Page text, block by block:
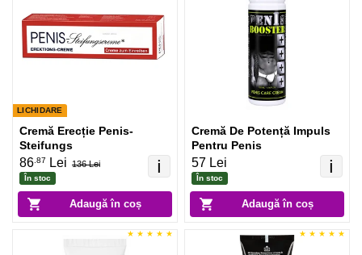
LICHIDARE
Adaugă în coș
ℹ️
Cremă Erecție Penis-
Steifungs
86 .87 Lei 136 Lei
În stoc
Adaugă în coș
ℹ️
Cremă De Potență Impuls
Pentru Penis
57 Lei
În stoc